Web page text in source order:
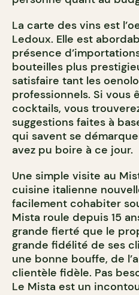
La carte des vins est
Ledoux. Elle est
présence
bouteilles plus
satisfaire tant les
professionnels. Si vous
cocktails, vous
suggestions faites à
qui savent se
avez pu boire à ce jour.
Une simple visite au
cuisine italienne
facilement cohabiter
Mista roule depuis 15
grande fierté que le
grande fidélité de ses
une bonne bouffe, de
clientèle fidèle. Pas
Le Mista est un